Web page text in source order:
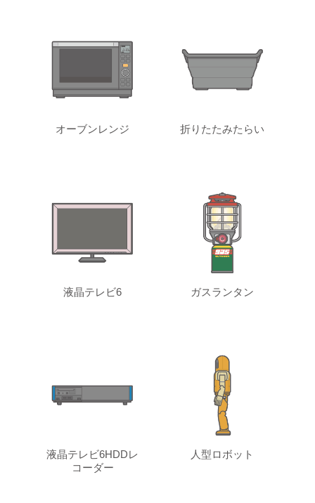
オーブンレンジ 折りたたみたらい
液晶テレビ6 ガスランタン
液晶テレビ6HDDレ
コーダー
人型ロボット